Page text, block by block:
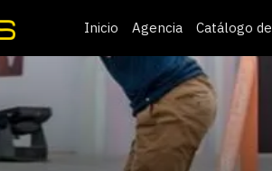
Inicio Agencia Catálogo